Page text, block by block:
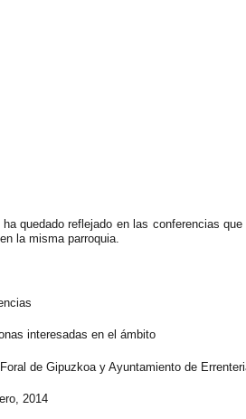
quedado reflejado en las conferencias
la misma parroquia.
interesadas en el ámbito
de Gipuzkoa y Ayuntamiento de
2014